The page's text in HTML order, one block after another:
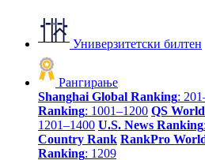
Универзитетски билтен
Рангирање
Shanghai Global Ranking:
Ranking: 1001–1200 QS
1201–1400 U.S. News Ranking
Country Rank RankPro
Ranking: 1209